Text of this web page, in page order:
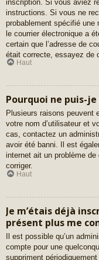
inscription. Si vous aviez
instructions. Si vous ne
probablement spécifié une
le courrier électronique a
certain que l’adresse de
était correcte, essayez de
Haut
Pourquoi ne puis-
Plusieurs raisons peuvent
votre nom d’utilisateur et
cas, contactez un
avoir été banni. Il est
internet ait un problème
corriger.
Haut
Je m’étais déjà
présent plus me
Il est possible qu’un
compte pour une
suppriment